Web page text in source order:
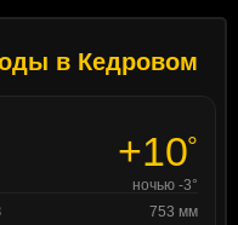
в Кедровом
+10°
ночью -3°
753 мм